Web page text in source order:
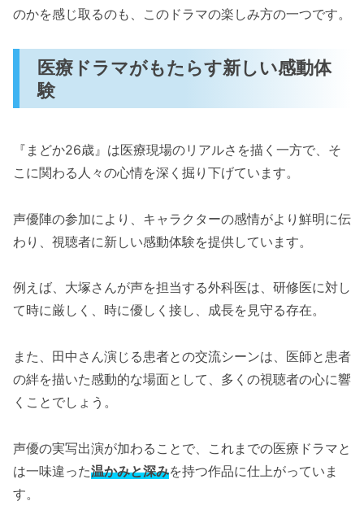
のかを感じ取るのも、このドラマの楽しみ方の一つです。
医療ドラマがもたらす新しい感動体
験
『まどか26歳』は医療現場のリアルさを描く一方で、そ
こに関わる人々の心情を深く掘り下げています。
声優陣の参加により、キャラクターの感情がより鮮明に伝
わり、視聴者に新しい感動体験を提供しています。
例えば、大塚さんが声を担当する外科医は、研修医に対し
て時に厳しく、時に優しく接し、成長を見守る存在。
また、田中さん演じる患者との交流シーンは、医師と患者
の絆を描いた感動的な場面として、多くの視聴者の心に響
くことでしょう。
声優の実写出演が加わることで、これまでの医療ドラマと
は一味違った温かみと深みを持つ作品に仕上がっていま
す。